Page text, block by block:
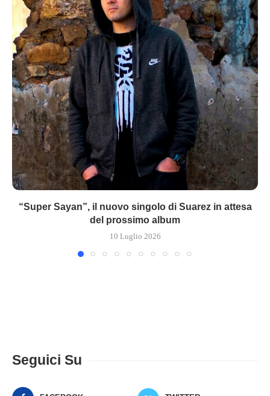
“Super Sayan”, il nuovo singolo di Suarez in attesa
del prossimo album
10 Luglio 2026
Seguici Su